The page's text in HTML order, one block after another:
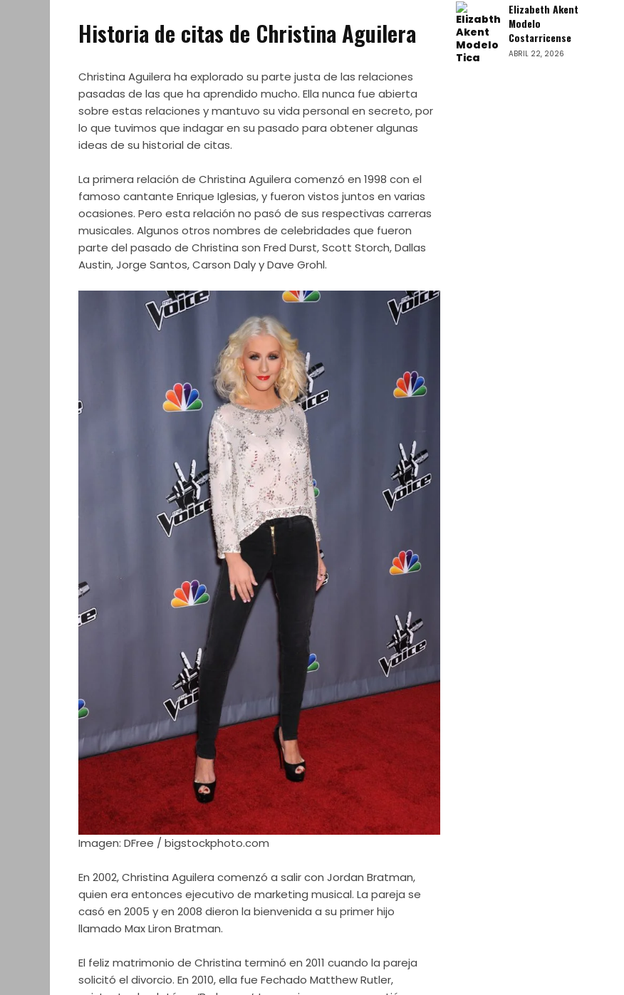
Historia de citas de Christina Aguilera
Christina Aguilera ha explorado su parte justa de las relaciones
pasadas de las que ha aprendido mucho. Ella nunca fue abierta
sobre estas relaciones y mantuvo su vida personal en secreto, por
lo que tuvimos que indagar en su pasado para obtener algunas
ideas de su historial de citas.
La primera relación de Christina Aguilera comenzó en 1998 con el
famoso cantante Enrique Iglesias, y fueron vistos juntos en varias
ocasiones. Pero esta relación no pasó de sus respectivas carreras
musicales. Algunos otros nombres de celebridades que fueron
parte del pasado de Christina son Fred Durst, Scott Storch, Dallas
Austin, Jorge Santos, Carson Daly y Dave Grohl.
Imagen: DFree / bigstockphoto.com
En 2002, Christina Aguilera comenzó a salir con Jordan Bratman,
quien era entonces ejecutivo de marketing musical. La pareja se
casó en 2005 y en 2008 dieron la bienvenida a su primer hijo
llamado Max Liron Bratman.
El feliz matrimonio de Christina terminó en 2011 cuando la pareja
solicitó el divorcio. En 2010, ella fue Fechado Matthew Rutler,
Elizabeth Akent
Modelo
Costarricense
ABRIL 22, 2026